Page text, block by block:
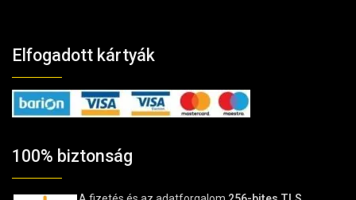
Elfogadott kártyák
100% biztonság